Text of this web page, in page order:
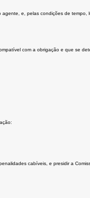
e, pelas condições de
com a obrigação e que se
cabíveis, e presidir a